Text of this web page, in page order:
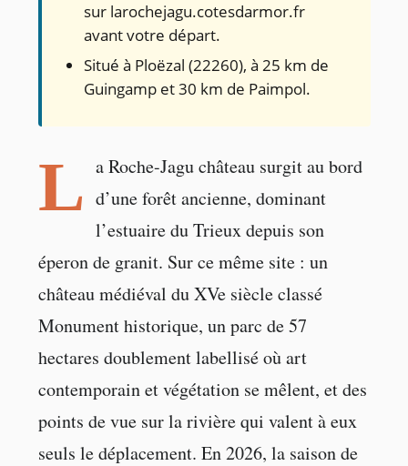
sur larochejagu.cotesdarmor.fr
avant votre départ.
Situé à Ploëzal (22260), à 25 km de
Guingamp et 30 km de Paimpol.
L a Roche-Jagu château surgit au bord
d’une forêt ancienne, dominant
l’estuaire du Trieux depuis son
éperon de granit. Sur ce même site : un
château médiéval du XVe siècle classé
Monument historique, un parc de 57
hectares doublement labellisé où art
contemporain et végétation se mêlent, et des
points de vue sur la rivière qui valent à eux
seuls le déplacement. En 2026, la saison de